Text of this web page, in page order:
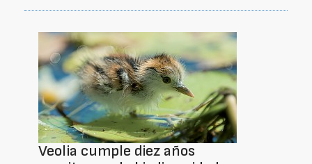
Veolia cumple diez años